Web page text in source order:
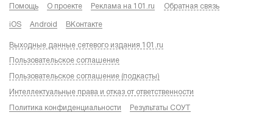
Помощь О проекте Реклама на 101.ru Обратная связь
iOS Android ВКонтакте
Выходные данные сетевого издания 101.ru
Пользовательское соглашение
Пользовательское соглашение (подкасты)
Интеллектуальные права и отказ от ответственности
Политика конфиденциальности Результаты СОУТ